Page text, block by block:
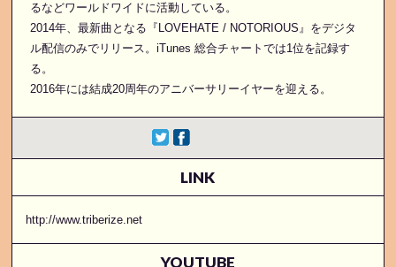
るなどワールドワイドに活動している。
2014年、最新曲となる『LOVEHATE / NOTORIOUS』をデジタ
ル配信のみでリリース。iTunes 総合チャートでは1位を記録す
る。
2016年には結成20周年のアニバーサリーイヤーを迎える。
LINK
http://www.triberize.net
YOUTUBE